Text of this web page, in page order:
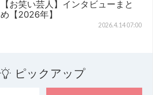
【お笑い芸人】インタビューまと
め【2026年】
2026.4.14 07:00
ピックアップ